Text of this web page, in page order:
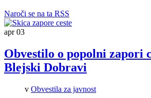
Naroči se na ta RSS
apr03
Obvestilo o popolni zapori
Blejski Dobravi
v Obvestila za javnost